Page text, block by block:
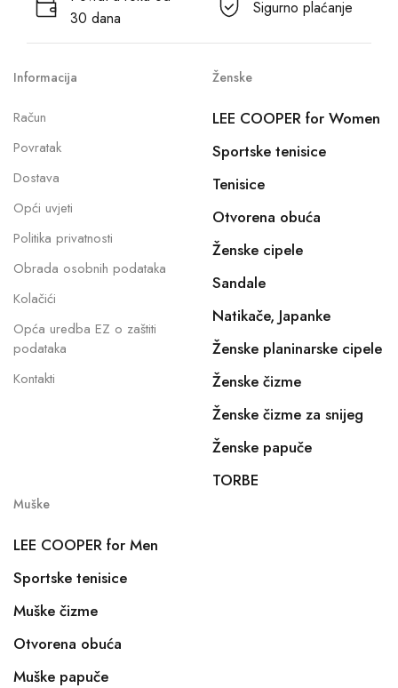
30 dana
Sigurno plaćanje
Informacija
Račun
Povratak
Dostava
Opći uvjeti
Politika privatnosti
Obrada osobnih podataka
Kolačići
Opća uredba EZ o zaštiti
podataka
Kontakti
Ženske
LEE COOPER for Women
Sportske tenisice
Tenisice
Otvorena obuća
Ženske cipele
Sandale
Natikače, Japanke
Ženske planinarske cipele
Ženske čizme
Ženske čizme za snijeg
Ženske papuče
TORBE
Muške
LEE COOPER for Men
Sportske tenisice
Muške čizme
Otvorena obuća
Muške papuče